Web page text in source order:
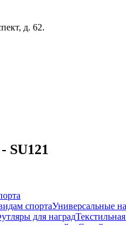
д. 62.
спортаУниверсальные
для наград